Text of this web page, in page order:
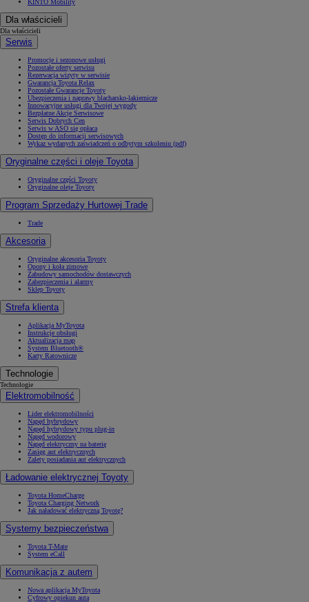
KINTO Mobility
Dla właścicieli
Dla właścicieli
Serwis
Promocje i sezonowe usługi
Pozostałe oferty serwisu
Rezerwacja wizyty w serwisie
Gwarancja Toyota Relax
Pozostałe Gwarancje Toyoty
Ubezpieczenia i naprawy blacharsko-lakiernicze
Innowacyjne usługi dla Twojej wygody
Bezpłatne Akcje Serwisowe
Serwis Dobrych Cen
Serwis w ASO się opłaca
Dostęp do informacji serwisowych
Wykaz wydanych zaświadczeń o odbytym szkoleniu (pdf)
Oryginalne części i oleje Toyota
Oryginalne części Toyoty
Oryginalne oleje Toyoty
Program Sprzedaży Hurtowej Trade
Trade
Akcesoria
Oryginalne akcesoria Toyoty
Opony i koła zimowe
Zabudowy samochodów dostawczych
Zabezpieczenia i alarmy
Sklep Toyoty
Strefa klienta
Aplikacja MyToyota
Instrukcje obsługi
Aktualizacja map
System Bluetooth®
Karty Ratownicze
Technologie
Technologie
Elektromobilność
Lider elektromobilności
Napęd hybrydowy
Napęd hybrydowy typu plug-in
Napęd wodorowy
Napęd elektryczny na baterię
Zasięg aut elektrycznych
Zalety posiadania aut elektrycznych
Ładowanie elektrycznej Toyoty
Toyota HomeCharge
Toyota Charging Network
Jak naładować elektryczną Toyotę?
Systemy bezpieczeństwa
Toyota T-Mate
System eCall
Komunikacja z autem
Nowa aplikacja MyToyota
Cyfrowy opiekun auta